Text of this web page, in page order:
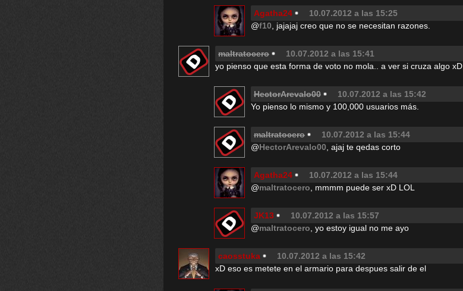
Agatha24 10.07.2012 a las 15:25
@f10 , jajajaj creo que no se necesitan razones.
maltratocero 10.07.2012 a las 15:41
yo pienso que esta forma de voto no mola.. a ver si cruza algo xD
HectorArevalo00 10.07.2012 a las 15:42
Yo pienso lo mismo y 100,000 usuarios más.
maltratocero 10.07.2012 a las 15:44
@HectorArevalo00 , ajaj te qedas corto
Agatha24 10.07.2012 a las 15:44
@maltratocero , mmmm puede ser xD LOL
JK13 10.07.2012 a las 15:57
@maltratocero , yo estoy igual no me ayo
caosstuka 10.07.2012 a las 15:42
xD eso es metete en el armario para despues salir de el